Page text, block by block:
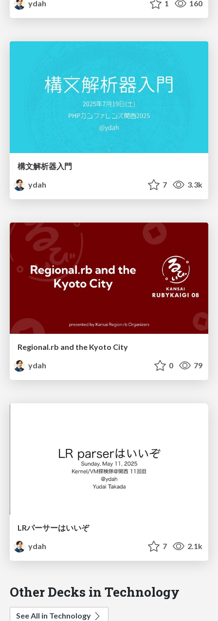
ydah 1 160
構文解析器入門
ydah
7 3.3k
Regional.rb and the Kyoto City
ydah
0 79
LRパーサーはいいぞ
ydah
7 2.1k
Other Decks in Technology
See All in Technology